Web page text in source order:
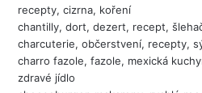
recepty, cizrna, koření
chantilly, dort, dezert, recept,
charcuterie, občerstvení, recepty,
charro fazole, fazole, mexická
zdravé jídlo